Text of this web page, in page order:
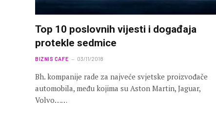
Top 10 poslovnih vijesti i događaja
protekle sedmice
BIZNIS CAFE 03/11/2018
Bh. kompanije rade za najveće svjetske proizvođače
automobila, među kojima su Aston Martin, Jaguar,
Volvo……